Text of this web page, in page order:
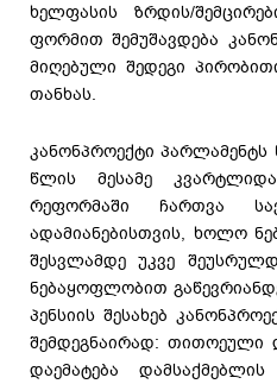
ხელფასის ზრდის/
ფორმით შემუშავდება
მიღებული შედეგი
თანხას.
კანონპროექტი
წლის მესამე
რეფორმაში ჩართვა
ადამიანებისთვის, ხოლო
შესვლამდე უკვე
ნებაყოფლობით
პენსიის შესახებ
შემდეგნაირად: თითოეული
დაემატება